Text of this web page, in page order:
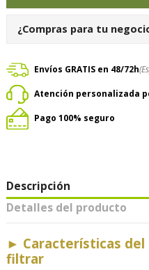
¿Compras para tu
Envíos GRATIS en 48/72h
Atención personalizada
Pago 100% seguro
Descripción
Detalles del producto
► Características
filtrar